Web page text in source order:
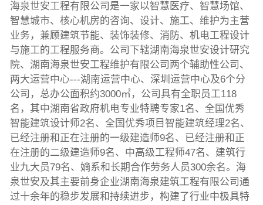
海泉世安工程有限公司是一家以智慧医疗、智慧场馆、
智慧城市、核心机房的咨询、设计、施工、维护为主营
业务，兼顾建筑节能、装饰装修、消防、机电工程设计
与施工的工程服务商。公司下辖湖南海泉世安设计研究
院、湖南海泉世安工程维护有限公司两个辅助性公司、
两大运营中心---湖南运营中心、深圳运营中心及6个分
公司，总办公面积约3000㎡，公司具有全职员工118
名，其中湖南省政府机电专业特聘专家1名、全国优秀
智能建筑设计师2名、全国优秀项目智能建筑经理2名、
已经注册和正在注册的一级建造师9名、已经注册和正
在注册的二级建造师9名、中高级工程师47名、建筑行
业九大员79名、嫡系和长期合作劳务人员300余名。海
泉世安及其主要前身企业湖南海泉建筑工程有限公司通
过十余年的稳步发展和持续进步，构建了行业中极具特